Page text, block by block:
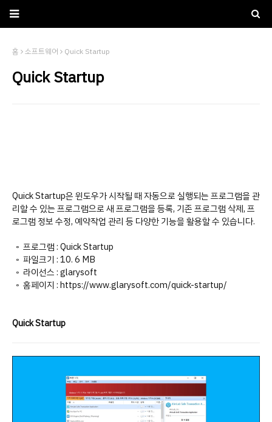
홈 소프트웨어 Quick Startup
Quick Startup
Quick Startup은 윈도우가 시작될 때 자동으로 실행되는 프로그램을 관
리할 수 있는 프로그램으로 새 프로그램을 등록, 기존 프로그램 삭제, 프
로그램 정보 수정, 예약작업 관리 등 다양한 기능을 활용할 수 있습니다.
◦ 프로그램 : Quick Startup
◦ 파일크기 : 10. 6 MB
◦ 라이선스 : glarysoft
◦ 홈페이지 : https://www.glarysoft.com/quick-startup/
Quick Startup